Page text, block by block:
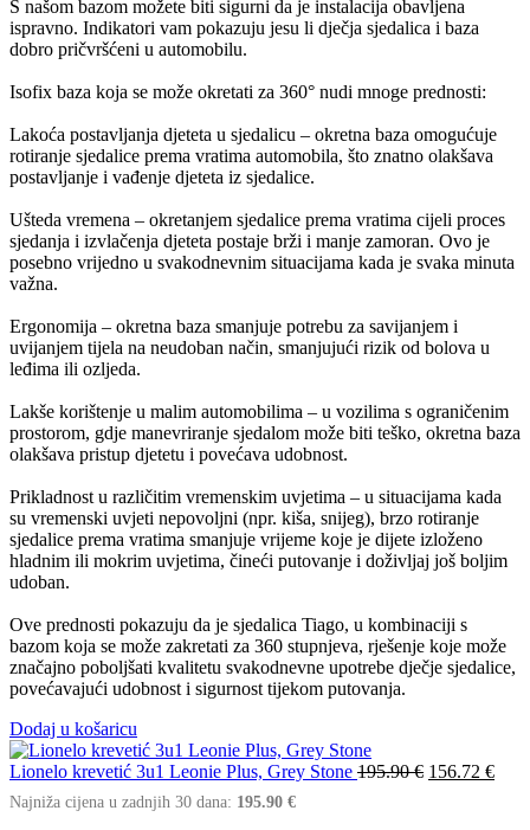
S našom bazom možete biti sigurni da je instalacija obavljena
ispravno. Indikatori vam pokazuju jesu li dječja sjedalica i baza
dobro pričvršćeni u automobilu.
Isofix baza koja se može okretati za 360° nudi mnoge prednosti:
Lakoća postavljanja djeteta u sjedalicu – okretna baza omogućuje
rotiranje sjedalice prema vratima automobila, što znatno olakšava
postavljanje i vađenje djeteta iz sjedalice.
Ušteda vremena – okretanjem sjedalice prema vratima cijeli proces
sjedanja i izvlačenja djeteta postaje brži i manje zamoran. Ovo je
posebno vrijedno u svakodnevnim situacijama kada je svaka minuta
važna.
Ergonomija – okretna baza smanjuje potrebu za savijanjem i
uvijanjem tijela na neudoban način, smanjujući rizik od bolova u
leđima ili ozljeda.
Lakše korištenje u malim automobilima – u vozilima s ograničenim
prostorom, gdje manevriranje sjedalom može biti teško, okretna baza
olakšava pristup djetetu i povećava udobnost.
Prikladnost u različitim vremenskim uvjetima – u situacijama kada
su vremenski uvjeti nepovoljni (npr. kiša, snijeg), brzo rotiranje
sjedalice prema vratima smanjuje vrijeme koje je dijete izloženo
hladnim ili mokrim uvjetima, čineći putovanje i doživljaj još boljim
udoban.
Ove prednosti pokazuju da je sjedalica Tiago, u kombinaciji s
bazom koja se može zakretati za 360 stupnjeva, rješenje koje može
značajno poboljšati kvalitetu svakodnevne upotrebe dječje sjedalice,
povećavajući udobnost i sigurnost tijekom putovanja.
Dodaj u košaricu
Lionelo krevetić 3u1 Leonie Plus, Grey Stone 195.90€ 156.72 €
Najniža cijena u zadnjih 30 dana: 195.90 €